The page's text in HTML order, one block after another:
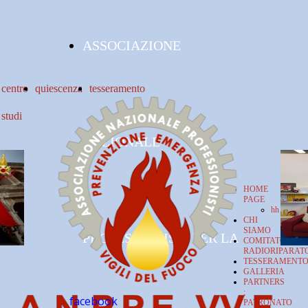
ASSOCIAZIONE
NAZIONALE
PROFESSIONISTI PER LA
HOME
PAGE
hh
CHI
SIAMO
COMITATO
TESSERAMENTO
GALLERIA
PARTNERS
;
PATRONATO
centro
studi
quiescenza tesseramento
facebook